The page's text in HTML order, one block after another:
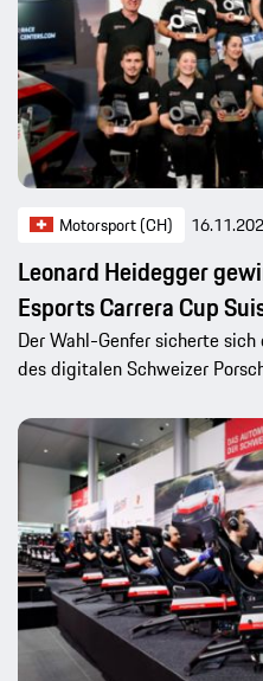
Motorsport (CH)
Leonard Heidegger
Esports Carrera Cup
Der Wahl-Genfer sicherte
des digitalen Schweizer